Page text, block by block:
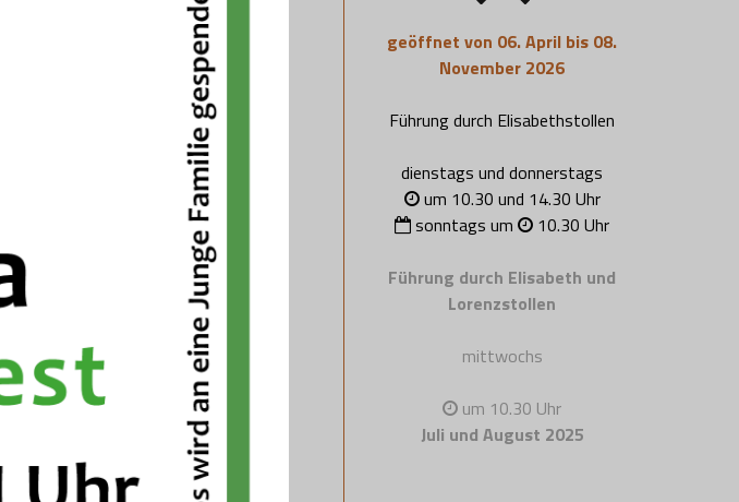
geöffnet von 06. April bis 08.
November 2026
Führung durch Elisabethstollen
dienstags und donnerstags
um 10.30 und 14.30 Uhr
sonntags um
10.30 Uhr
Führung durch Elisabeth und
Lorenzstollen
mittwochs
um 10.30 Uhr
Juli und August 2025